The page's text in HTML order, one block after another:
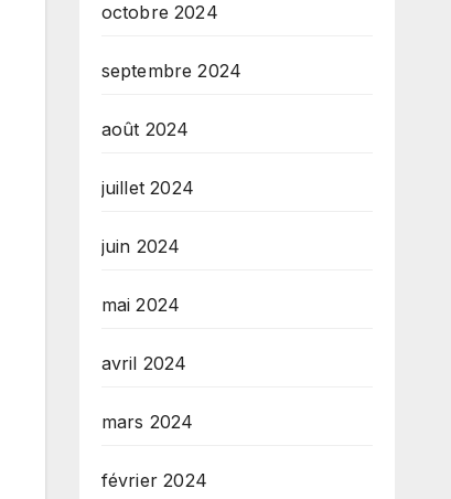
octobre 2024
septembre 2024
août 2024
juillet 2024
juin 2024
mai 2024
avril 2024
mars 2024
février 2024